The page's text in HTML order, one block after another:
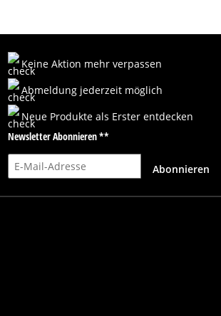
Keine Aktion mehr verpassen
Abmeldung jederzeit möglich
Neue Produkte als Erster entdecken
Newsletter Abonnieren **
E-Mail-Adresse
Abonnieren